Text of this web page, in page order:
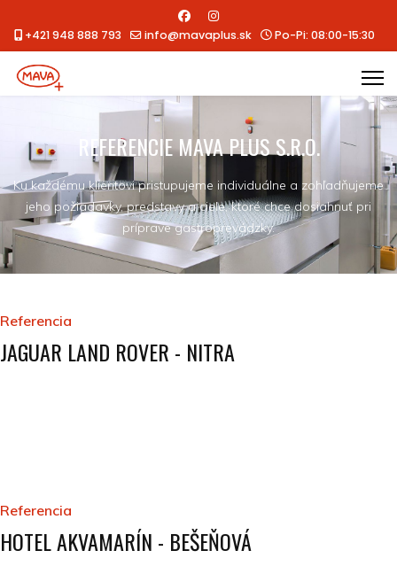
+421 948 888 793 info@mavaplus.sk Po-Pi: 08:00-15:30
REFERENCIE MAVA PLUS S.R.O.
Ku každému klientovi pristupujeme individuálne a zohľadňujeme
jeho požiadavky, predstavy a ciele, ktoré chce dosiahnuť pri
príprave gastroprevádzky.
Referencia
JAGUAR LAND ROVER - NITRA
Referencia
HOTEL AKVAMARÍN - BEŠEŇOVÁ